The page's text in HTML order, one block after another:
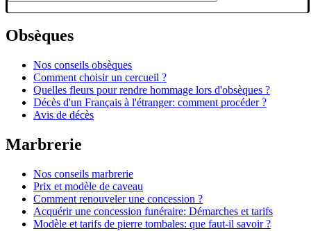
Obsèques
Nos conseils obsèques
Comment choisir un cercueil ?
Quelles fleurs pour rendre hommage lors d'obsèques ?
Décès d'un Français à l'étranger: comment procéder ?
Avis de décès
Marbrerie
Nos conseils marbrerie
Prix et modèle de caveau
Comment renouveler une concession ?
Acquérir une concession funéraire: Démarches et tarifs
Modèle et tarifs de pierre tombales: que faut-il savoir ?